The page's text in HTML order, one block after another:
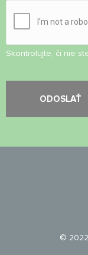
Skontrolujte, či nie
©